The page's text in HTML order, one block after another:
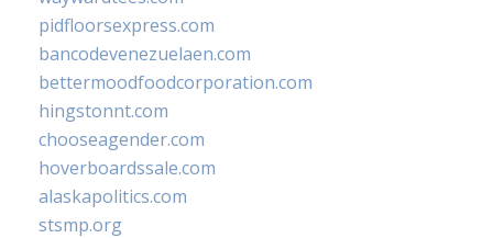
pidfloorsexpress.com
bancodevenezuelaen.com
bettermoodfoodcorporation.com
hingstonnt.com
chooseagender.com
hoverboardssale.com
alaskapolitics.com
stsmp.org